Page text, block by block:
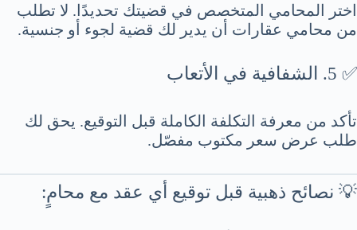
اختر المحامي المتخصص في قضيتك تحديدًا. لا تطلب
من محامي عقارات أن يدير لك قضية لجوء أو جنسية.
✅ 5. الشفافية في الأتعاب
تأكد من معرفة التكلفة الكاملة قبل التوقيع. يحق لك
طلب عرض سعر مكتوب مفصّل.
💡 نصائح ذهبية قبل توقيع أي عقد مع محامٍ: